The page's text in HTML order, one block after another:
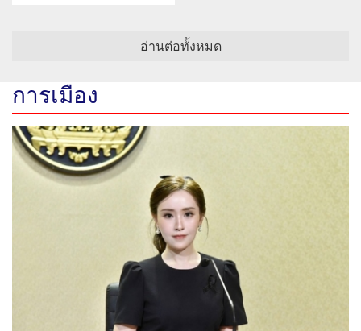
อ่านต่อทั้งหมด
การเมือง